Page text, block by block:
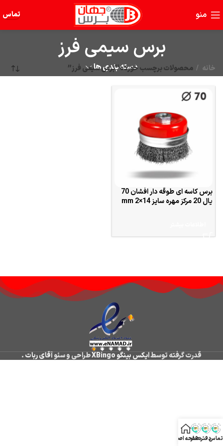
منو تماس
برس سیمی فرز
دسته بندی ها خانه محصولات برچسب خورده “برس سیمی فرز”
برس کاسه ای طوقه دار افشان 70
یال 20 مرکز مهره سایز 14×2 mm
قدرت گرفته توسطایکس بینگو XBingo طراحی و سئوآقای ربات.
تماسدفتردفتر
صفحه اصلی